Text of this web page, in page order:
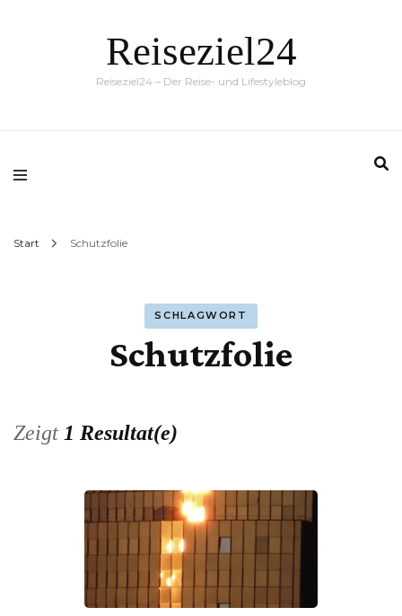
Reiseziel24
Reiseziel24 – Der Reise- und Lifestyleblog
Start Schutzfolie
SCHLAGWORT
Schutzfolie
Zeigt 1 Resultat(e)